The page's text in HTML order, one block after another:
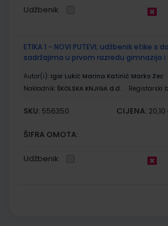
Udžbenik
ETIKA 1 - NOVI PUTEVI; udžbenik etike
sadržajima u prvom razredu gimnazija i
Autor(i): Igor Lukić Marina Katinić Marko Zec
Nakladnik: ŠKOLSKA KNJIGA d.d. Registarski
SKU: 556350 CIJENA:
ŠIFRA OMOTA:
Udžbenik